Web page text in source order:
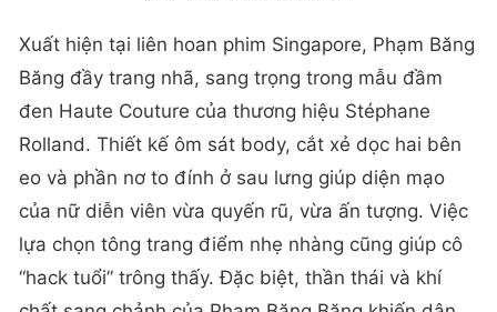
Xuất hiện tại liên hoan phim Singapore, Phạm Băng
Băng đầy trang nhã, sang trọng trong mẫu đầm
đen Haute Couture của thương hiệu Stéphane
Rolland. Thiết kế ôm sát body, cắt xẻ dọc hai bên
eo và phần nơ to đính ở sau lưng giúp diện mạo
của nữ diễn viên vừa quyến rũ, vừa ấn tượng. Việc
lựa chọn tông trang điểm nhẹ nhàng cũng giúp cô
“hack tuổi” trông thấy. Đặc biệt, thần thái và khí